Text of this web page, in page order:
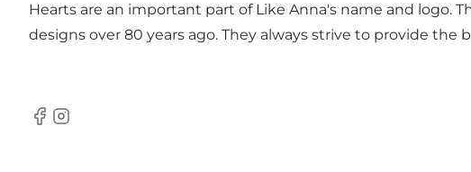
Hearts are an important part of Like Anna's name and logo.
designs over 80 years ago. They always strive to provide
Facebook
Instagram